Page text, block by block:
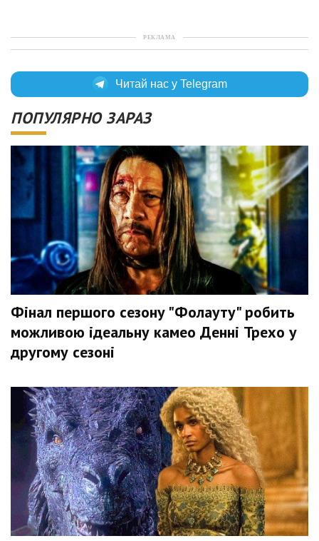
РЕКЛАМА
Читай нас у Telegram
ПОПУЛЯРНО ЗАРАЗ
Фінал першого сезону "Фолауту" робить
можливою ідеальну камео Денні Трехо у
другому сезоні